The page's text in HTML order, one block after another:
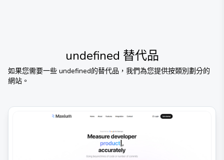
undefined 替代品
如果您需要一些 undefined的替代品，我們為您提供按類別劃分的
網站。